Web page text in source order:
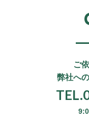
ご
弊社へ